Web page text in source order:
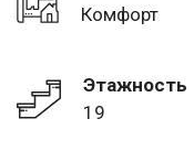
Комфорт
Этажность
19